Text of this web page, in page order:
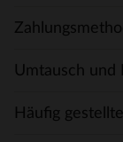
Umtausch und
Häufig